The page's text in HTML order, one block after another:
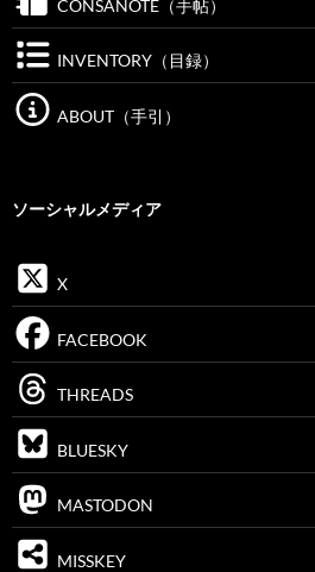
CONSANOTE（手帖）
INVENTORY（目録）
ABOUT（手引）
ソーシャルメディア
X
FACEBOOK
THREADS
BLUESKY
MASTODON
MISSKEY